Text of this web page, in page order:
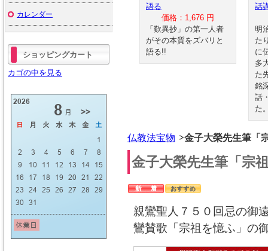
語る
価格：1,676 円
「歎異抄」の第一人者
がその本質をズバリと
語る!!
話
明
た
に
多
た
銘
話
た
仏教法宝物 金子大榮先生筆「
金子大榮先生筆「宗
親鸞聖人７５０回忌の御
鸞賛歌「宗祖を憶ふ」の
カレンダー
ショッピングカート
カゴの中を見る